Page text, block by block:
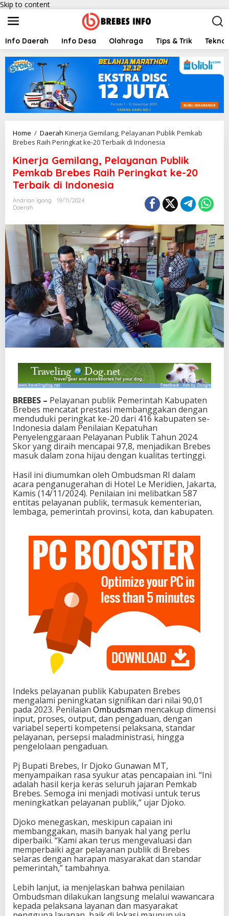
Skip to content
Info Daerah Info Desa Olahraga Tips & Trik
Home / Daerah Kinerja Gemilang, Pelayanan Publik Pemkab
Brebes Raih Peringkat ke-20 Terbaik di Indonesia
Kinerja Gemilang, Pelayanan Publik
Pemkab Brebes Raih Peringkat ke-20
Terbaik di Indonesia
Andrian Igong
19/11/2024
Daerah
BREBES – Pelayanan publik Pemerintah Kabupaten
Brebes mencatat prestasi membanggakan dengan
menduduki peringkat ke-20 dari 416 kabupaten se-
Indonesia dalam Penilaian Kepatuhan
Penyelenggaraan Pelayanan Publik Tahun 2024.
Skor yang diraih mencapai 97,8, menjadikan Brebes
masuk dalam zona hijau dengan kualitas tertinggi.
Hasil ini diumumkan oleh Ombudsman RI dalam
acara penganugerahan di Hotel Le Meridien, Jakarta,
Kamis (14/11/2024). Penilaian ini melibatkan 587
entitas pelayanan publik, termasuk kementerian,
lembaga, pemerintah provinsi, kota, dan kabupaten.
Indeks pelayanan publik Kabupaten Brebes
mengalami peningkatan signifikan dari nilai 90,01
pada 2023. Penilaian Ombudsman mencakup dimensi
input, proses, output, dan pengaduan, dengan
variabel seperti kompetensi pelaksana, standar
pelayanan, persepsi maladministrasi, hingga
pengelolaan pengaduan.
Pj Bupati Brebes, Ir Djoko Gunawan MT,
menyampaikan rasa syukur atas pencapaian ini. “Ini
adalah hasil kerja keras seluruh jajaran Pemkab
Brebes. Semoga ini menjadi motivasi untuk terus
meningkatkan pelayanan publik,” ujar Djoko.
Djoko menegaskan, meskipun capaian ini
membanggakan, masih banyak hal yang perlu
diperbaiki. “Kami akan terus mengevaluasi dan
memperbaiki agar pelayanan publik di Brebes
selaras dengan harapan masyarakat dan standar
pemerintah,” tambahnya.
Lebih lanjut, ia menjelaskan bahwa penilaian
Ombudsman dilakukan langsung melalui wawancara
kepada pelaksana layanan dan masyarakat